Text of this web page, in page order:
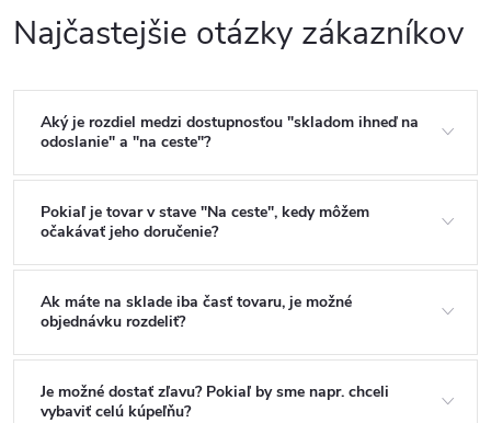
Najčastejšie otázky zákazníkov
Aký je rozdiel medzi dostupnosťou "skladom ihneď na
odoslanie" a "na ceste"?
Pokiaľ je tovar v stave "Na ceste", kedy môžem
očakávať jeho doručenie?
Ak máte na sklade iba časť tovaru, je možné
objednávku rozdeliť?
Je možné dostať zľavu? Pokiaľ by sme napr. chceli
vybaviť celú kúpeľňu?